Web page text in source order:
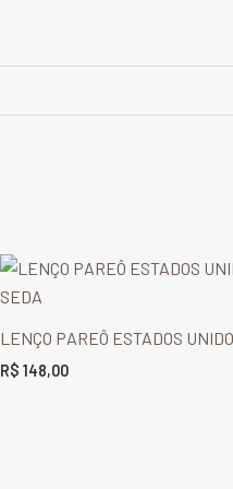
LENÇO PAREÔ ESTADOS
R$ 148,00